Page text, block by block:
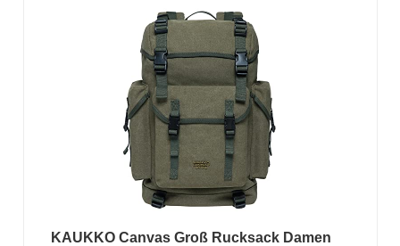
KAUKKO Canvas Groß Rucksack Damen